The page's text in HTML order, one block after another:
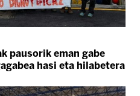
pausorik eman gabe
hasi eta hilabetera